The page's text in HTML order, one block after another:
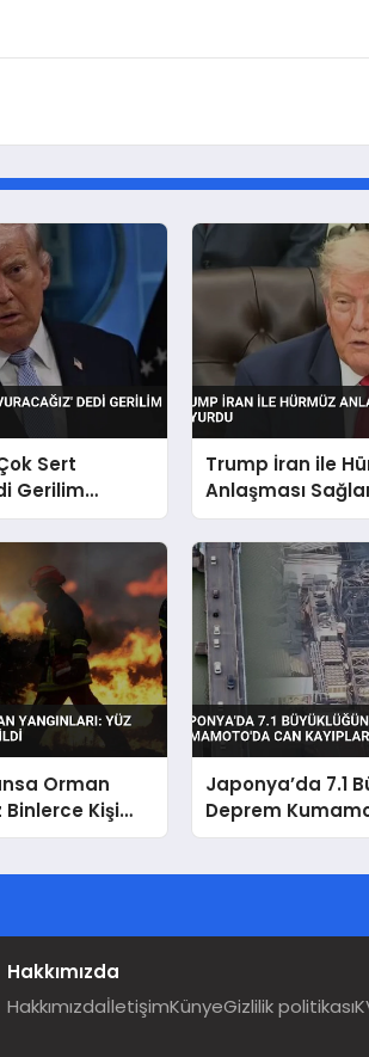
Sert
Gerilim
Trump İran ile
Anlaşması
Duyurdu
Orman
Binlerce Kişi
Japonya’da 7.1
Deprem
Kayıplarına Yol
Hakkımızda
HakkımızdaİletişimKünyeGizlilik politikası